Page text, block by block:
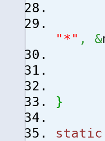
"*" , &
}
static